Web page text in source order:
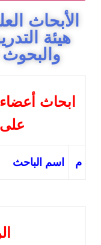
الأبحاث
هيئة
والبحوث
ابحاث
م اسم الباحث